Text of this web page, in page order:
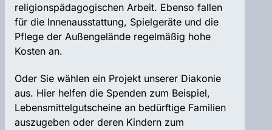
religionspädagogischen Arbeit. Ebenso fallen
für die Innenausstattung, Spielgeräte und die
Pflege der Außengelände regelmäßig hohe
Kosten an.
Oder Sie wählen ein Projekt unserer Diakonie
aus. Hier helfen die Spenden zum Beispiel,
Lebensmittelgutscheine an bedürftige Familien
auszugeben oder deren Kindern zum